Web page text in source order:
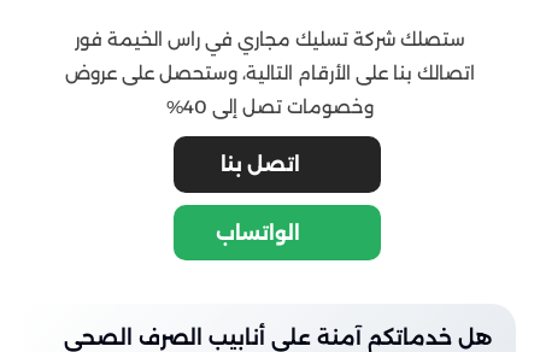
ستصلك شركة تسليك مجاري في راس الخيمة فور
اتصالك بنا على الأرقام التالية، وستحصل على عروض
وخصومات تصل إلى 40%
اتصل بنا
الواتساب
هل خدماتكم آمنة على أنابيب الصرف الصحي